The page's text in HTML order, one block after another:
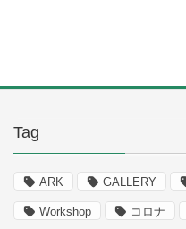
Tag
ARK GALLERY
Workshop コロナ